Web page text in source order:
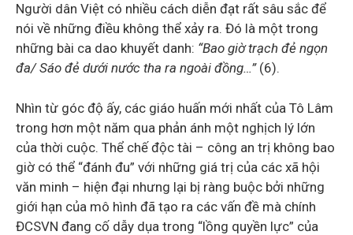
Người dân Việt có nhiều cách diễn đạt rất sâu sắc để
nói về những điều không thể xảy ra. Đó là một trong
những bài ca dao khuyết danh: “Bao giờ trạch đẻ ngọn
đa/ Sáo đẻ dưới nước tha ra ngoài đồng…”(6).
Nhìn từ góc độ ấy, các giáo huấn mới nhất của Tô Lâm
trong hơn một năm qua phản ánh một nghịch lý lớn
của thời cuộc. Thể chế độc tài – công an trị không bao
giờ có thể “đánh đu” với những giá trị của các xã hội
văn minh – hiện đại nhưng lại bị ràng buộc bởi những
giới hạn của mô hình đã tạo ra các vấn đề mà chính
ĐCSVN đang cố dẫy dụa trong “lồng quyền lực” của